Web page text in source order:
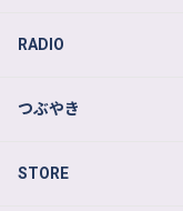
RADIO
つぶやき
STORE